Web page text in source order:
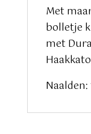
Met
bolletje
met